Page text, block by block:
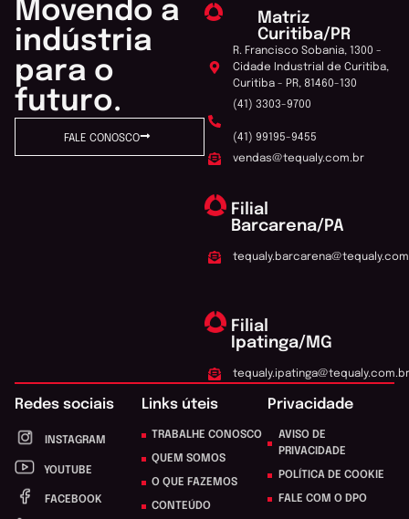
Movendo a
indústria
para o
futuro.
FALE CONOSCO
Matriz
Curitiba/PR
R. Francisco Sobania, 1300 -
Cidade Industrial de Curitiba,
Curitiba - PR, 81460-130
(41) 3303-9700
(41) 99195-9455
vendas@tequaly.com.br
Filial
Barcarena/PA
Filial
Ipatinga/MG
tequaly.ipatinga@tequaly.com.br
Redes sociais
INSTAGRAM
YOUTUBE
FACEBOOK
Links úteis
TRABALHE CONOSCO
QUEM SOMOS
O QUE FAZEMOS
CONTEÚDO
Privacidade
AVISO DE
PRIVACIDADE
POLÍTICA DE COOKIE
FALE COM O DPO